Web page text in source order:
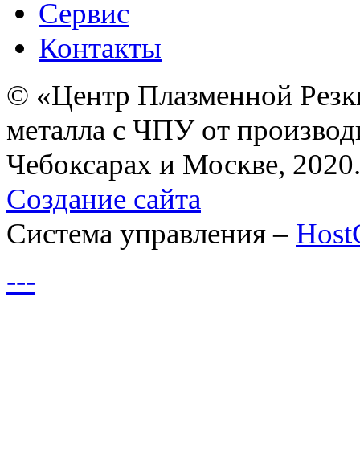
Сервис
Контакты
© «Центр Плазменной
металла с ЧПУ от
Чебоксарах и Москве, 2020.
Создание сайта
Система управления –
---